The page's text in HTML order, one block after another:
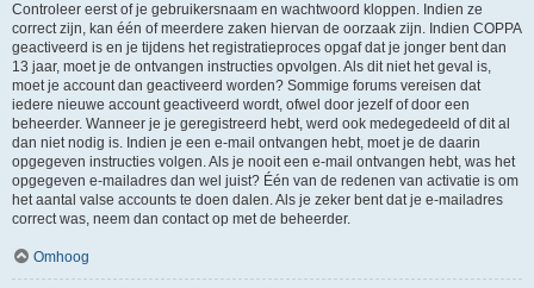
Controleer eerst of je gebruikersnaam en wachtwoord kloppen. Indien ze
correct zijn, kan één of meerdere zaken hiervan de oorzaak zijn. Indien COPPA
geactiveerd is en je tijdens het registratieproces opgaf dat je jonger bent dan
13 jaar, moet je de ontvangen instructies opvolgen. Als dit niet het geval is,
moet je account dan geactiveerd worden? Sommige forums vereisen dat
iedere nieuwe account geactiveerd wordt, ofwel door jezelf of door een
beheerder. Wanneer je je geregistreerd hebt, werd ook medegedeeld of dit al
dan niet nodig is. Indien je een e-mail ontvangen hebt, moet je de daarin
opgegeven instructies volgen. Als je nooit een e-mail ontvangen hebt, was het
opgegeven e-mailadres dan wel juist? Één van de redenen van activatie is om
het aantal valse accounts te doen dalen. Als je zeker bent dat je e-mailadres
correct was, neem dan contact op met de beheerder.
Omhoog